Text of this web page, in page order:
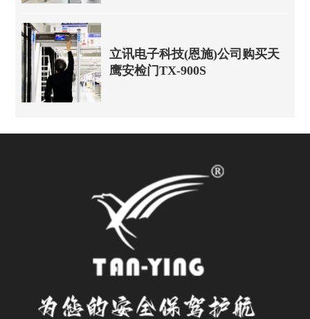
立讯电子科技(恩施)公司购买天
鹰安检门TX-900S